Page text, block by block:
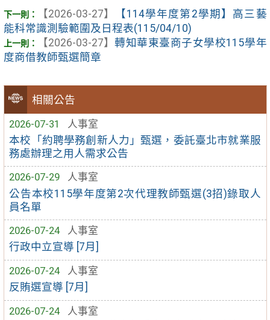
相關公告
2026-07-31
人事室
本校「約聘學務創新人力」甄選，委託臺北市就業服
務處辦理之用人需求公告
2026-07-29
人事室
公告本校115學年度第2次代理教師甄選(3招)錄取人
員名單
2026-07-24
人事室
行政中立宣導 [7月]
2026-07-24
人事室
反賄選宣導 [7月]
2026-07-24
人事室
【2026-03-27】
【114學年度第2學期】高三藝
能科常識測驗範圍及日程表(115/04/10)
【2026-03-27】 轉知華東臺商子女學校115學年
度商借教師甄選簡章